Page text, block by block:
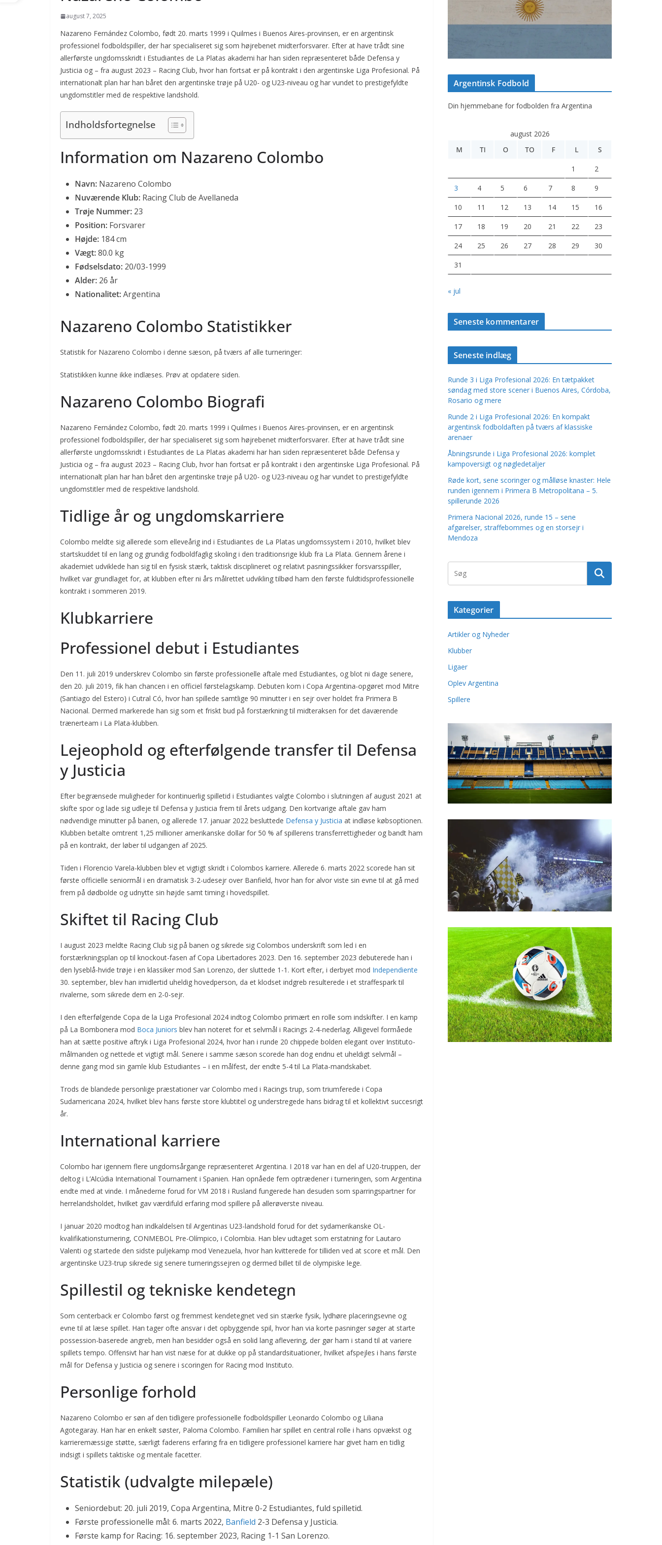
august 7, 2025
Nazareno Fernández Colombo, født 20. marts 1999 i Quilmes i Buenos Aires-provinsen, er en argentinsk
professionel fodboldspiller, der har specialiseret sig som højrebenet midterforsvarer. Efter at have trådt sine
allerførste ungdomsskridt i Estudiantes de La Platas akademi har han siden repræsenteret både Defensa y
Justicia og – fra august 2023 – Racing Club, hvor han fortsat er på kontrakt i den argentinske Liga Profesional. På
internationalt plan har han båret den argentinske trøje på U20- og U23-niveau og har vundet to prestigefyldte
ungdomstitler med de respektive landshold.
Indholdsfortegnelse
Information om Nazareno Colombo
Navn: Nazareno Colombo
Nuværende Klub: Racing Club de Avellaneda
Trøje Nummer: 23
Position: Forsvarer
Højde: 184 cm
Vægt:80.0 kg
Fødselsdato: 20/03-1999
Alder: 26 år
Nationalitet:Argentina
Nazareno Colombo Statistikker
Statistik for Nazareno Colombo i denne sæson, på tværs af alle turneringer:
Statistikken kunne ikke indlæses. Prøv at opdatere siden.
Nazareno Colombo Biografi
Nazareno Fernández Colombo, født 20. marts 1999 i Quilmes i Buenos Aires-provinsen, er en argentinsk
professionel fodboldspiller, der har specialiseret sig som højrebenet midterforsvarer. Efter at have trådt sine
allerførste ungdomsskridt i Estudiantes de La Platas akademi har han siden repræsenteret både Defensa y
Justicia og – fra august 2023 – Racing Club, hvor han fortsat er på kontrakt i den argentinske Liga Profesional. På
internationalt plan har han båret den argentinske trøje på U20- og U23-niveau og har vundet to prestigefyldte
ungdomstitler med de respektive landshold.
Tidlige år og ungdomskarriere
Colombo meldte sig allerede som elleveårig ind i Estudiantes de La Platas ungdomssystem i 2010, hvilket blev
startskuddet til en lang og grundig fodboldfaglig skoling i den traditionsrige klub fra La Plata. Gennem årene i
akademiet udviklede han sig til en fysisk stærk, taktisk disciplineret og relativt pasningssikker forsvarsspiller,
hvilket var grundlaget for, at klubben efter ni års målrettet udvikling tilbød ham den første fuldtidsprofessionelle
kontrakt i sommeren 2019.
Klubkarriere
Professionel debut i Estudiantes
Den 11. juli 2019 underskrev Colombo sin første professionelle aftale med Estudiantes, og blot ni dage senere,
den 20. juli 2019, fik han chancen i en officiel førstelagskamp. Debuten kom i Copa Argentina-opgøret mod Mitre
(Santiago del Estero) i Cutral Có, hvor han spillede samtlige 90 minutter i en sejr over holdet fra Primera B
Nacional. Dermed markerede han sig som et friskt bud på forstærkning til midteraksen for det daværende
trænerteam i La Plata-klubben.
Lejeophold og efterfølgende transfer til Defensa
y Justicia
Efter begrænsede muligheder for kontinuerlig spilletid i Estudiantes valgte Colombo i slutningen af august 2021 at
skifte spor og lade sig udleje til Defensa y Justicia frem til årets udgang. Den kortvarige aftale gav ham
nødvendige minutter på banen, og allerede 17. januar 2022 besluttede Defensa y Justicia at indløse købsoptionen.
Klubben betalte omtrent 1,25 millioner amerikanske dollar for 50 % af spillerens transferrettigheder og bandt ham
på en kontrakt, der løber til udgangen af 2025.
Tiden i Florencio Varela-klubben blev et vigtigt skridt i Col­ombos karriere. Allerede 6. marts 2022 scorede han sit
første officielle seniormål i en dramatisk 3-2-udesejr over Banfield, hvor han for alvor viste sin evne til at gå med
frem på dødbolde og udnytte sin højde samt timing i hovedspillet.
Skiftet til Racing Club
I august 2023 meldte Racing Club sig på banen og sikrede sig Col­ombos underskrift som led i en
forstærkningsplan op til knockout-fasen af Copa Libertadores 2023. Den 16. september 2023 debuterede han i
den lyseblå-hvide trøje i en klassiker mod San Lorenzo, der sluttede 1-1. Kort efter, i derbyet mod Independiente
30. september, blev han imidlertid uheldig hovedperson, da et klodset indgreb resulterede i et straffespark til
rivalerne, som sikrede dem en 2-0-sejr.
I den efterfølgende Copa de la Liga Profesional 2024 indtog Colombo primært en rolle som indskifter. I en kamp
på La Bombonera mod Boca Juniors blev han noteret for et selvmål i Racings 2-4-nederlag. Alligevel formåede
han at sætte positive aftryk i Liga Profesional 2024, hvor han i runde 20 chippede bolden elegant over Instituto-
målmanden og nettede et vigtigt mål. Senere i samme sæson scorede han dog endnu et uheldigt selvmål –
denne gang mod sin gamle klub Estudiantes – i en målfest, der endte 5-4 til La Plata-mandskabet.
Trods de blandede personlige præstationer var Colombo med i Racings trup, som triumferede i Copa
Sudamericana 2024, hvilket blev hans første store klubtitel og understregede hans bidrag til et kollektivt succesrigt
år.
International karriere
Colombo har igennem flere ungdomsårgange repræsenteret Argentina. I 2018 var han en del af U20-truppen, der
deltog i L’Alcúdia International Tournament i Spanien. Han opnåede fem optrædener i turneringen, som Argentina
endte med at vinde. I månederne forud for VM 2018 i Rusland fungerede han desuden som sparringspartner for
herrelandsholdet, hvilket gav værdifuld erfaring mod spillere på allerøverste niveau.
I januar 2020 modtog han indkaldelsen til Argentinas U23-landshold forud for det sydamerikanske OL-
kvalifikationsturnering, CONMEBOL Pre-Olímpico, i Colombia. Han blev udtaget som erstatning for Lautaro
Valenti og startede den sidste puljekamp mod Venezuela, hvor han kvitterede for tilliden ved at score et mål. Den
argentinske U23-trup sikrede sig senere turneringssejren og dermed billet til de olympiske lege.
Spillestil og tekniske kendetegn
Som centerback er Colombo først og fremmest kendetegnet ved sin stærke fysik, lydhøre placeringsevne og
evne til at læse spillet. Han tager ofte ansvar i det opbyggende spil, hvor han via korte pasninger søger at starte
possession-baserede angreb, men han besidder også en solid lang aflevering, der gør ham i stand til at variere
spillets tempo. Offensivt har han vist næse for at dukke op på standardsituationer, hvilket afspejles i hans første
mål for Defensa y Justicia og senere i scoringen for Racing mod Instituto.
Personlige forhold
Nazareno Colombo er søn af den tidligere professionelle fodboldspiller Leonardo Colombo og Liliana
Agotegaray. Han har en enkelt søster, Paloma Colombo. Familien har spillet en central rolle i hans opvækst og
karrieremæssige støtte, særligt faderens erfaring fra en tidligere professionel karriere har givet ham en tidlig
indsigt i spillets taktiske og mentale facetter.
Statistik (udvalgte milepæle)
Seniordebut: 20. juli 2019, Copa Argentina, Mitre 0-2 Estudiantes, fuld spilletid.
Første professionelle mål: 6. marts 2022, Banfield 2-3 Defensa y Justicia.
Første kamp for Racing: 16. september 2023, Racing 1-1 San Lorenzo.
Argentinsk Fodbold
Din hjemmebane for fodbolden fra Argentina
august 2026
M
TI O TO F L S
1 2
3 4 5 6 7 8 9
10 11 12 13 14 15 16
17 18 19 20 21 22 23
24 25 26 27 28 29 30
31
« jul
Seneste kommentarer
Seneste indlæg
Runde 3 i Liga Profesional 2026: En tætpakket
søndag med store scener i Buenos Aires, Córdoba,
Rosario og mere
Runde 2 i Liga Profesional 2026: En kompakt
argentinsk fodboldaften på tværs af klassiske
arenaer
Åbningsrunde i Liga Profesional 2026: komplet
kampoversigt og nøgledetaljer
Røde kort, sene scoringer og målløse knaster: Hele
runden igennem i Primera B Metropolitana – 5.
spillerunde 2026
Primera Nacional 2026, runde 15 – sene
afgørelser, straffebommes og en storsejr i
Mendoza
Kategorier
Artikler og Nyheder
Klubber
Ligaer
Oplev Argentina
Spillere